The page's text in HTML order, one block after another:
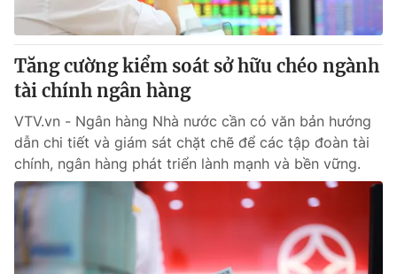
® Cấm sao chép dưới mọi hình thức nếu không có sự chấp
thuận bằng văn bản. Ghi rõ nguồn VTV.vn khi phát hành lại
thông tin từ website này.
Tăng cường kiểm soát sở hữu chéo ngành
tài chính ngân hàng
VTV.vn - Ngân hàng Nhà nước cần có văn bản hướng
dẫn chi tiết và giám sát chặt chẽ để các tập đoàn tài
chính, ngân hàng phát triển lành mạnh và bền vững.